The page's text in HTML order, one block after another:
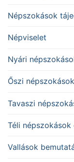
Népszokások
Népviselet
Nyári
Őszi
Tavaszi
Téli
Vallások